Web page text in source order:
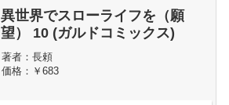
異世界でスローライフを（願
望） 10 (ガルドコミックス)
著者： 長頼
価格： ￥683